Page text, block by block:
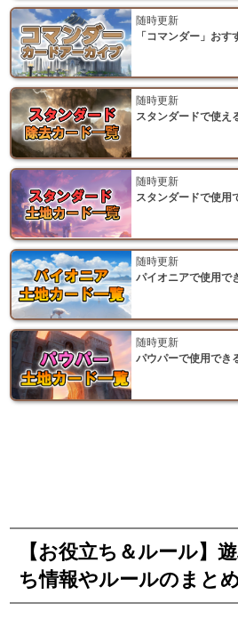
随時更新
「コマンダー」おす
随時更新
スタンダードで使え
随時更新
スタンダードで使用
随時更新
パイオニアで使用で
随時更新
パウパーで使用でき
【お役立ち＆ルール】
ち情報やルールのまと